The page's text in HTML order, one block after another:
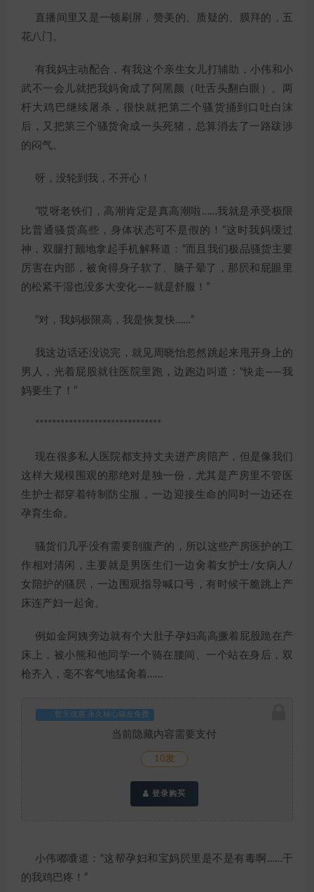
直播间里又是一顿刷屏，赞美的、质疑的、膜拜的，五
花八门。
有我妈主动配合，有我这个亲生女儿打辅助，小伟和小
武不一会儿就把我妈肏成了阿黑颜（吐舌头翻白眼）。两
杆大鸡巴继续屠杀，很快就把第二个骚货捅到口吐白沫
后，又把第三个骚货肏成一头死猪，总算消去了一路跋涉
的闷气。
呀，没轮到我，不开心！
“哎呀老铁们，高潮肯定是真高潮啦……我就是承受极限
比普通骚货高些，身体状态可不是假的！”这时我妈缓过
神，双腿打颤地拿起手机解释道：“而且我们极品骚货主要
厉害在内部，被肏得身子软了、脑子晕了，那屄和屁眼里
的松紧干湿也没多大变化——就是舒服！”
“对，我妈极限高，我是恢复快……”
我这边话还没说完，就见周晓怡忽然跳起来甩开身上的
男人，光着屁股就往医院里跑，边跑边叫道：“快走——我
妈要生了！”
******************************
现在很多私人医院都支持丈夫进产房陪产，但是像我们
这样大规模围观的那绝对是独一份，尤其是产房里不管医
生护士都穿着特制防尘服，一边迎接生命的同时一边还在
孕育生命。
骚货们几乎没有需要剖腹产的，所以这些产房医护的工
作相对清闲，主要就是男医生们一边肏着女护士/女病人/
女陪护的骚屄，一边围观指导喊口号，有时候干脆跳上产
床连产妇一起肏。
例如金阿姨旁边就有个大肚子孕妇高高撅着屁股跪在产
床上，被小熊和他同学一个骑在腰间、一个站在身后，双
枪齐入，毫不客气地猛肏着……
暂无优惠 永久核心狼友免费
当前隐藏内容需要支付
10发
登录购买
小伟嘟囔道：“这帮孕妇和宝妈屄里是不是有毒啊……干
的我鸡巴疼！”